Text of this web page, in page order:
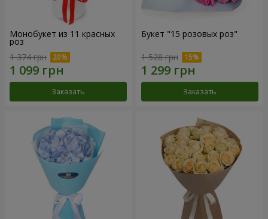
Монобукет из 11 красных
роз
1 374 грн
Заказать
Букет "15 розовых роз"
1 528 грн
Заказать